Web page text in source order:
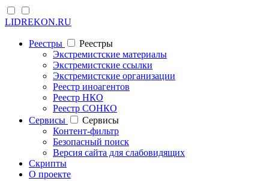
LIDREKON.RU
Реестры
Реестры
Экстремистские материалы
Экстремистские ссылки
Экстремистские организации
Реестр иноагентов
Реестр НКО
Реестр СОНКО
Cервисы
Cервисы
Контент-фильтр
Безопасный поиск
Версия сайта для слабовидящих
Скрипты
О проекте